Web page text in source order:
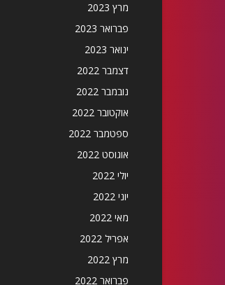
מרץ 2023
פברואר 2023
ינואר 2023
דצמבר 2022
נובמבר 2022
אוקטובר 2022
ספטמבר 2022
אוגוסט 2022
יולי 2022
יוני 2022
מאי 2022
אפריל 2022
מרץ 2022
פברואר 2022